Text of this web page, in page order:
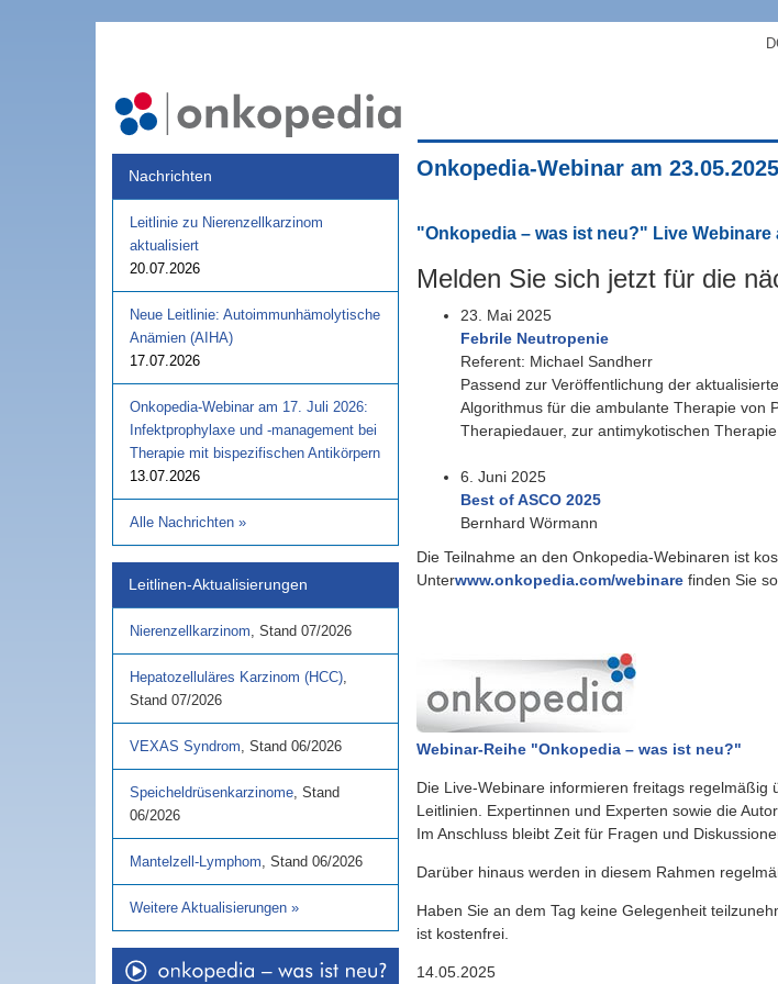
Nachrichten
Leitlinie zu Nierenzellkarzinom
aktualisiert
20.07.2026
Neue Leitlinie: Autoimmunhämolytische
Anämien (AIHA)
17.07.2026
Onkopedia-Webinar am 17. Juli 2026:
Infektprophylaxe und -management bei
Therapie mit bispezifischen Antikörpern
13.07.2026
Alle Nachrichten »
Leitlinen-Aktualisierungen
Nierenzellkarzinom, Stand 07/2026
Hepatozelluläres Karzinom (HCC),
Stand 07/2026
VEXAS Syndrom, Stand 06/2026
Speicheldrüsenkarzinome, Stand
06/2026
Mantelzell-Lymphom, Stand 06/2026
Weitere Aktualisierungen »
Onkopedia-Webinar am
"Onkopedia – was ist neu?" Live
Melden Sie sich jetzt für die
23. Mai 2025
Febrile Neutropenie
Referent: Michael Sandherr
Passend zur Veröffentlichung der
Algorithmus für die ambulante Therapie von
Therapiedauer, zur antimykotischen
6. Juni 2025
Best of ASCO 2025
Bernhard Wörmann
Die Teilnahme an den Onkopedia-Webinaren ist
Unterwww.onkopedia.com/webinare finden Sie
Webinar-Reihe "Onkopedia – was ist neu?"
Die Live-Webinare informieren freitags regelmäßig
Leitlinien. Expertinnen und Experten sowie die
Im Anschluss bleibt Zeit für Fragen und
Darüber hinaus werden in diesem Rahmen
Haben Sie an dem Tag keine Gelegenheit
ist kostenfrei.
14.05.2025